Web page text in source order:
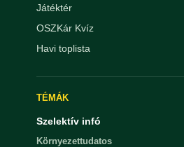
Játéktér
OSZKár Kvíz
Havi toplista
TÉMÁK
Szelektív infó
Környezettudatos